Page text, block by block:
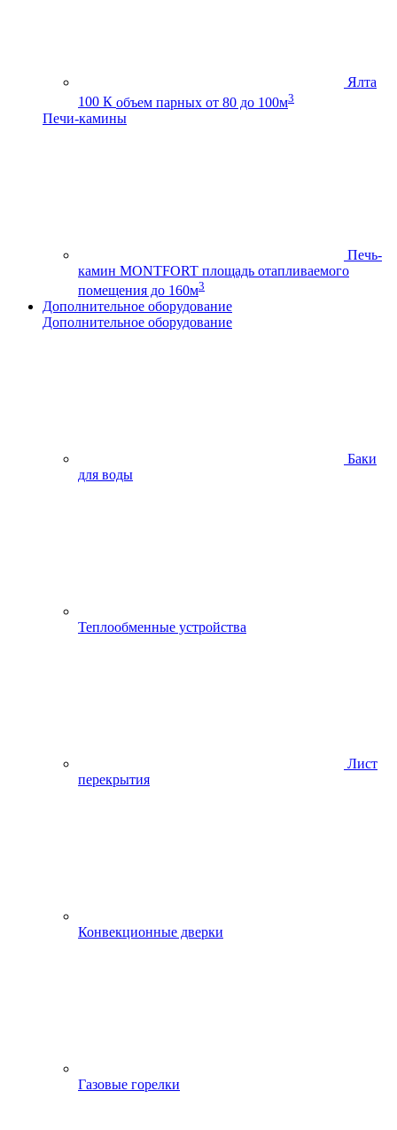
Ялта
100 К объем парных от 80 до 100м3
Печи-камины
Печь-
камин MONTFORT площадь отапливаемого
помещения до 160м3
Дополнительное оборудование
Дополнительное оборудование
Баки
для воды
Теплообменные устройства
Лист
перекрытия
Конвекционные дверки
Газовые горелки